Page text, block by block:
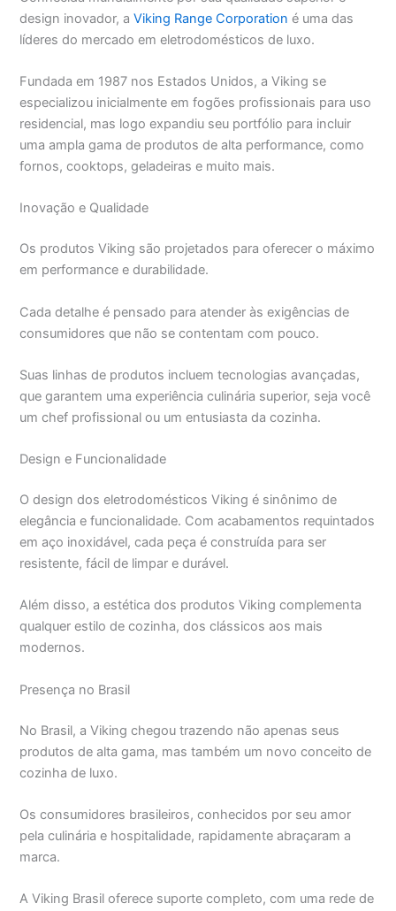
design inovador, aViking Range Corporation é uma das
líderes do mercado em eletrodomésticos de luxo.
Fundada em 1987 nos Estados Unidos, a Viking se
especializou inicialmente em fogões profissionais para uso
residencial, mas logo expandiu seu portfólio para incluir
uma ampla gama de produtos de alta performance, como
fornos, cooktops, geladeiras e muito mais.
Inovação e Qualidade
Os produtos Viking são projetados para oferecer o máximo
em performance e durabilidade.
Cada detalhe é pensado para atender às exigências de
consumidores que não se contentam com pouco.
Suas linhas de produtos incluem tecnologias avançadas,
que garantem uma experiência culinária superior, seja você
um chef profissional ou um entusiasta da cozinha.
Design e Funcionalidade
O design dos eletrodomésticos Viking é sinônimo de
elegância e funcionalidade. Com acabamentos requintados
em aço inoxidável, cada peça é construída para ser
resistente, fácil de limpar e durável.
Além disso, a estética dos produtos Viking complementa
qualquer estilo de cozinha, dos clássicos aos mais
modernos.
Presença no Brasil
No Brasil, a Viking chegou trazendo não apenas seus
produtos de alta gama, mas também um novo conceito de
cozinha de luxo.
Os consumidores brasileiros, conhecidos por seu amor
pela culinária e hospitalidade, rapidamente abraçaram a
marca.
A Viking Brasil oferece suporte completo, com uma rede de